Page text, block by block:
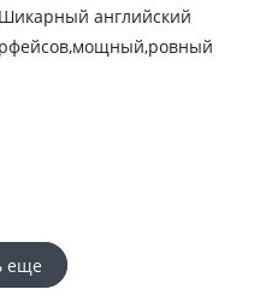
Шикарный английский
еще